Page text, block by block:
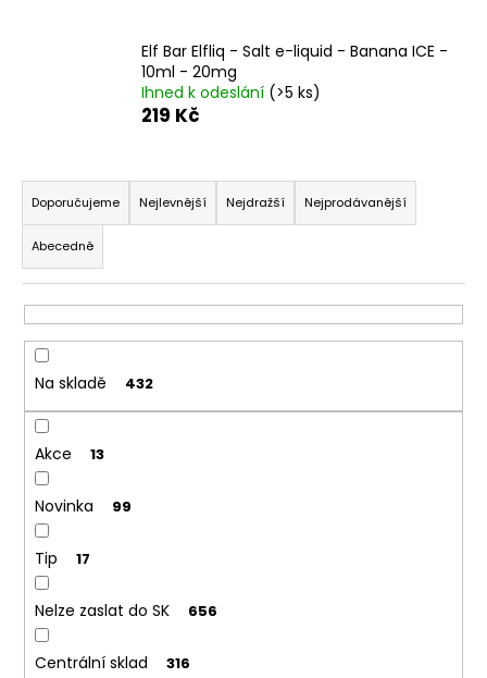
Elf Bar Elfliq - Salt e-liquid - Banana ICE -
10ml - 20mg
Ihned k odeslání (>5 ks)
219 Kč
Ř
a
z
e
n
í
p
o
d
u
k
ů
Doporučujeme Nejlevnější Nejdražší Nejprodávanější
Abecedně
Na skladě 432
Akce 13
Novinka 99
Tip 17
Nelze zaslat do SK 656
Centrální sklad 316
j
í
t
?
D
o
p
u
u